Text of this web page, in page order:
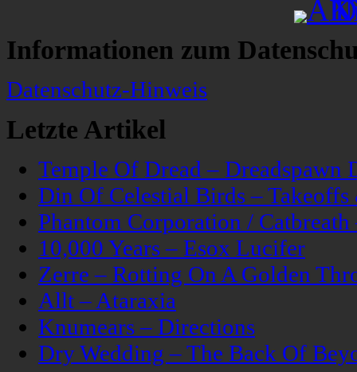
Informationen zum
Datenschutz-Hinweis
Letzte Artikel
Temple Of Dread – Dreadspawn
Din Of Celestial Birds –
Phantom Corporation /
10,000 Years – Esox Lucifer
Zerre – Rotting On A Golden
Allt – Ataraxia
Knumears – Directions
Dry Wedding – The Back Of